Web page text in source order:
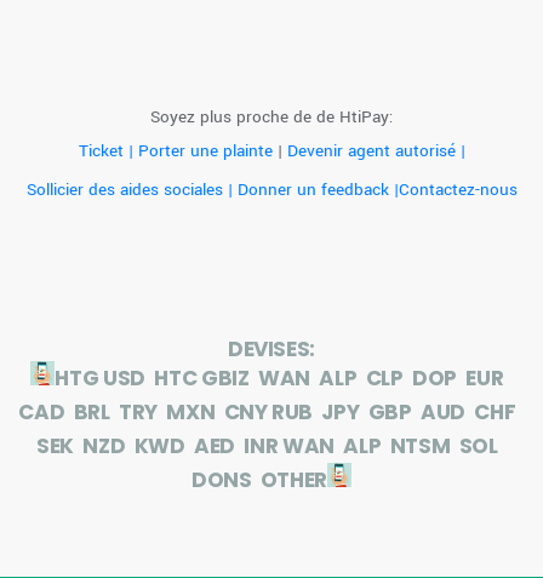
Soyez plus proche de de HtiPay:
Ticket | Porter une plainte| Devenir agent autorisé |
Sollicier des aides sociales | Donner un feedback |Contactez-nous
DEVISES:
HTG USD HTCGBIZ WAN ALP CLP DOP EUR
CAD BRL TRY MXN CNYRUB JPY GBP AUD CHF
SEK NZD KWD AED INRWAN ALP NTSM SOL
DONS OTHER